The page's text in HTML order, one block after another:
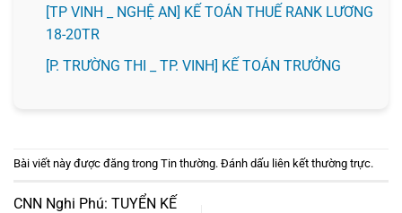
[TP VINH _ NGHỆ AN] KẾ TOÁN THUẾ RANK LƯƠNG
18-20TR
️[P. TRƯỜNG THI _ TP. VINH] KẾ TOÁN TRƯỞNG
Bài viết này được đăng trong Tin thường. Đánh dấu liên kết thường trực.
CNN Nghi Phú: TUYỂN KẾ